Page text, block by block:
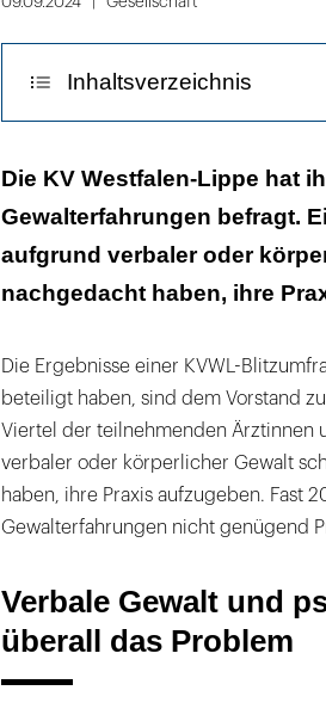
Inhaltsverzeichnis
Verbale Gewalt und
Die KV Westfalen-Lippe hat
Gewalterfahrungen befragt.
aufgrund verbaler oder
nachgedacht haben, ihre
Die Ergebnisse einer KVWL-
beteiligt haben, sind dem Vorstand
Viertel der teilnehmenden Ärztinnen
verbaler oder körperlicher Gewalt
haben, ihre Praxis aufzugeben. Fast
Gewalterfahrungen nicht genügend
Verbale Gewalt und
überall das Problem